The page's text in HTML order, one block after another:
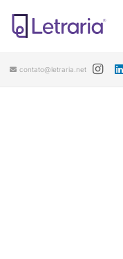
contato@letraria.net